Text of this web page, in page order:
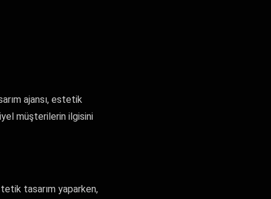
ajansı, estetik
müşterilerin ilgisini
tasarım yaparken,